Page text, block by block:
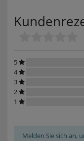
5
4
3
2
1
Melden Sie sich an,